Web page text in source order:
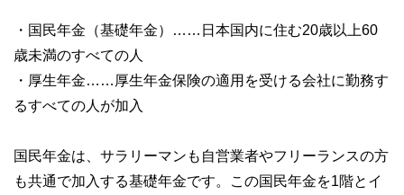
・国民年金（基礎年金）……日本国内に住む20歳以上60
歳未満のすべての人
・厚生年金……厚生年金保険の適用を受ける会社に勤務す
るすべての人が加入
国民年金は、サラリーマンも自営業者やフリーランスの方
も共通で加入する基礎年金です。この国民年金を1階とイ